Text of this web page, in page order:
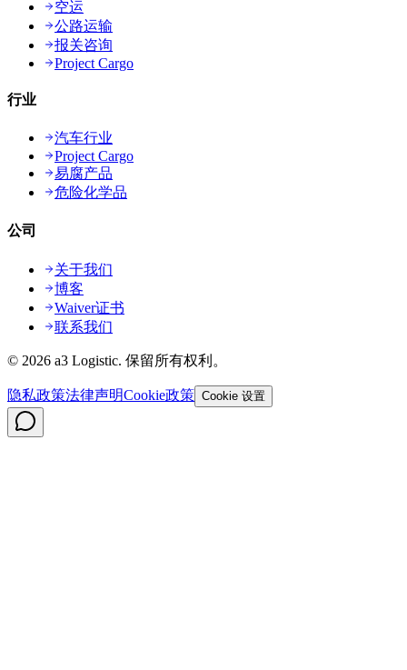
空运
公路运输
报关咨询
Project Cargo
行业
汽车行业
Project Cargo
易腐产品
危险化学品
公司
关于我们
博客
Waiver证书
联系我们
© 2026 a3 Logistic. 保留所有权利。
隐私政策法律声明Cookie政策 Cookie 设置